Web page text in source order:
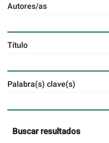
Autores/as
Título
Palabra(s) clave(s)
Buscar resultados